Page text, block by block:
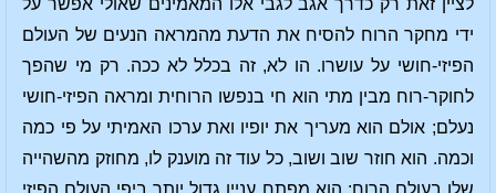
לציין זאת רק כדרך אגב לגבי אלו המאמינים שאולי אפשר על
ידי מחקר הרוח להסיח את הדעת מהמראה הנעים של העולם
הפיזי-חושי על עושרו. הו לא, זה בכלל לא ככה. רק מי שהפך
לחוקר-רוח מבין מתי הוא חי בנפשו הרוחית ומראה הפיזי-חושי
נעלם; אולם הוא מעריך את יופיו ואת ערכו האמיתי על פי כמה
וכמה. הוא חוזר שוב ושוב, כל עוד זה מוענק לו, מחוזק מהשהייה